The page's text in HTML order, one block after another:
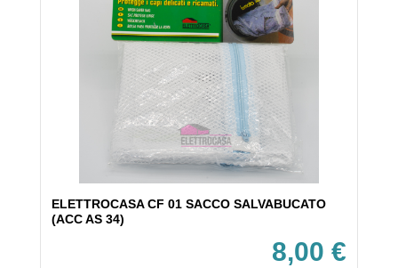
ELETTROCASA CF 01 SACCO SALVABUCATO
(ACC AS 34)
8,00 €